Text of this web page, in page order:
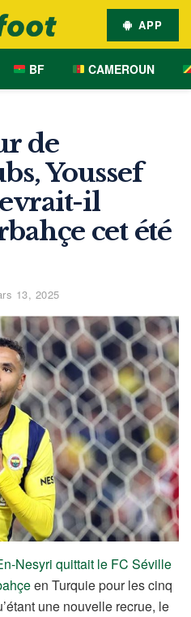
APP
BF CAMEROUN
de
Youssef
il
cet été
13, 2025
Nesyri quittait le FC Séville
en Turquie pour les cinq
une nouvelle recrue, le